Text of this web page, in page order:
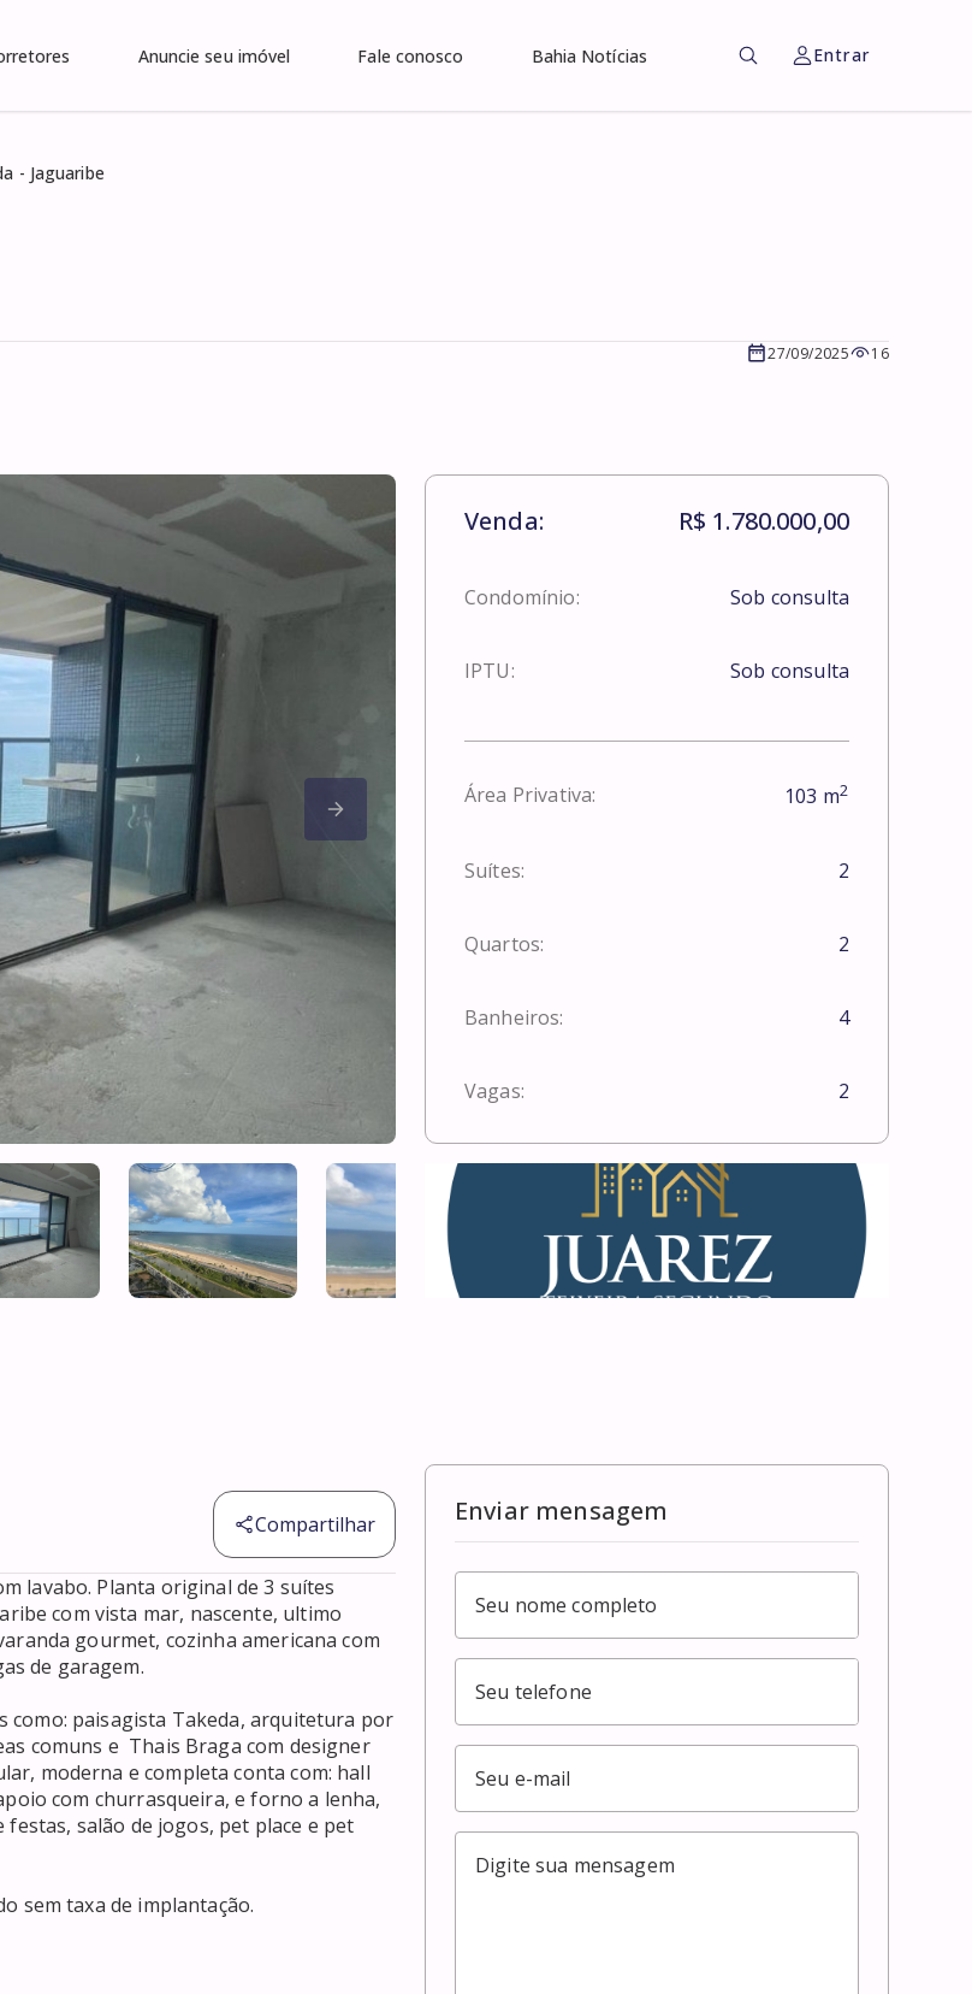
Anuncie seu imóvel Fale conosco Bahia Notícias Entrar
- Jaguaribe
27/09/2025 16
Venda: R$ 1.780.000,00
Condomínio: Sob consulta
IPTU: Sob consulta
Área Privativa: 103 m2
Suítes: 2
Quartos: 2
Banheiros: 4
Vagas: 2
Compartilhar
lavabo. Planta original de 3 suítes
com vista mar, nascente, ultimo
gourmet, cozinha americana com
de garagem.
paisagista Takeda, arquitetura por
comuns e  Thais Braga com designer
moderna e completa conta com: hall
com churrasqueira, e forno a lenha,
salão de jogos, pet place e pet
sem taxa de implantação.
Enviar mensagem